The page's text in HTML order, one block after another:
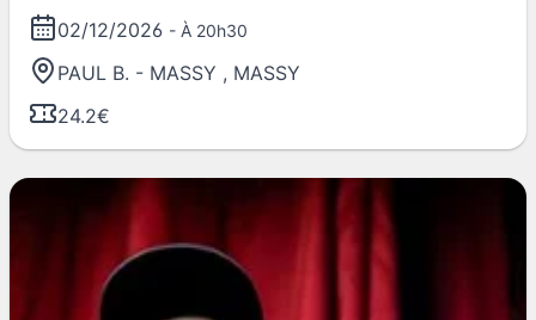
02/12/2026 - À 20h30
PAUL B. - MASSY , MASSY
24.2€